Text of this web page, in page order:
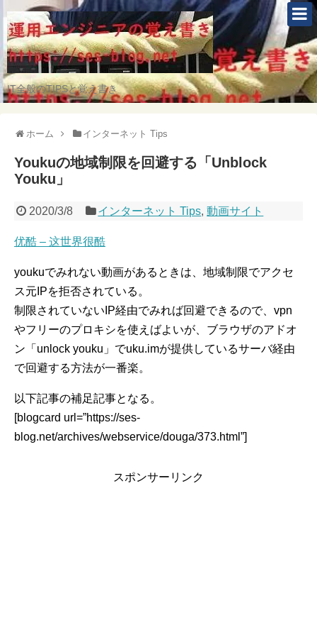
IT全般のTIPSと覚え書き
ホーム インターネット Tips
Youkuの地域制限を回避する「Unblock
Youku」
2020/3/8 インターネット Tips,動画サイト
优酷 – 这世界很酷
youkuでみれない動画があるときは、地域制限でアクセ
ス元IPを拒否されている。
制限されていないIP経由でみれば回避できるので、vpn
やフリーのプロキシを使えばよいが、ブラウザのアドオ
ン「unlock youku」でuku.imが提供しているサーバ経由
で回避する方法が一番楽。
以下記事の補足記事となる。
[blogcard url=”https://ses-
blog.net/archives/webservice/douga/373.html”]
スポンサーリンク